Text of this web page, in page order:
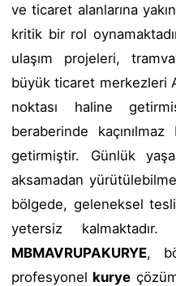
ve ticaret alanlarına
kritik bir rol
ulaşım projeleri,
büyük ticaret merkezleri
noktası haline
beraberinde
getirmiştir. Günlük
aksamadan
bölgede, geleneksel
yetersiz
MBMAVRUPAKURYE,
profesyonel kurye